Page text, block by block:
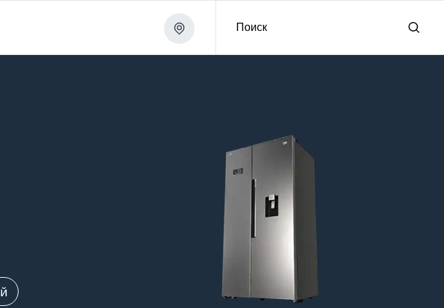
Поиск